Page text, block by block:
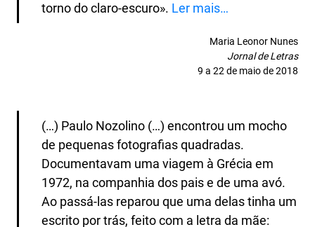
torno do claro-escuro». Ler mais…
Maria Leonor Nunes
Jornal de Letras
9 a 22 de maio de 2018
(…) Paulo Nozolino (…) encontrou um mocho
de pequenas fotografias quadradas.
Documentavam uma viagem à Grécia em
1972, na companhia dos pais e de uma avó.
Ao passá-las reparou que uma delas tinha um
escrito por trás, feito com a letra da mãe: